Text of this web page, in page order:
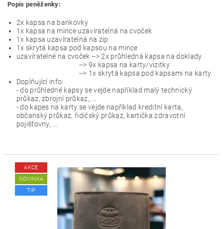
Popis peněženky:
2x kapsa na bankovky
1x kapsa na mince uzavíratelná na cvoček
1x kapsa uzavíratelná na zip
1x skrytá kapsa pod kapsou na mince
uzavíratelné na cvoček --> 2x průhledná kapsa na doklady
--> 9x kapsa na karty/vizitky
--> 1x skrytá kapsa pod kapsami na karty
Doplňující info:
- do průhledné kapsy se vejde například malý technický
průkaz, zbrojní průkaz, ...
- do kapes na karty se vejde například kreditní karta,
občanský průkaz, řidičský průkaz, kartička zdravotní
pojišťovny, ...
AKCE
NOVINKA
TIP